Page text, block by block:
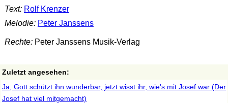
Text: Rolf Krenzer
Melodie: Peter Janssens
Rechte:Peter Janssens Musik-Verlag
Zuletzt angesehen:
Ja, Gott schützt ihn wunderbar, jetzt wisst ihr, wie's mit Josef war (Der
Josef hat viel mitgemacht)